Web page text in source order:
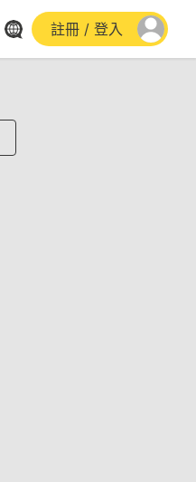
註冊 / 登入